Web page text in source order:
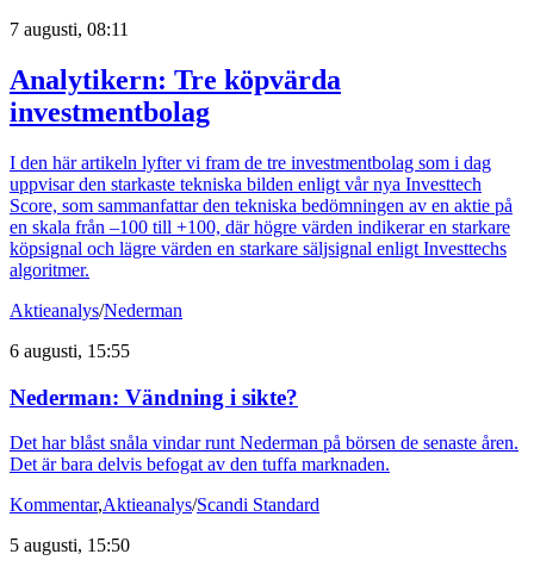
7 augusti, 08:11
Analytikern: Tre köpvärda
investmentbolag
I den här artikeln lyfter vi fram de tre investmentbolag som i dag
uppvisar den starkaste tekniska bilden enligt vår nya Investtech
Score, som sammanfattar den tekniska bedömningen av en aktie på
en skala från –100 till +100, där högre värden indikerar en starkare
köpsignal och lägre värden en starkare säljsignal enligt Investtechs
algoritmer.
Aktieanalys/Nederman
6 augusti, 15:55
Nederman: Vändning i sikte?
Det har blåst snåla vindar runt Nederman på börsen de senaste åren.
Det är bara delvis befogat av den tuffa marknaden.
Kommentar,Aktieanalys/Scandi Standard
5 augusti, 15:50